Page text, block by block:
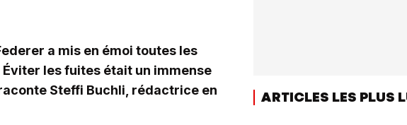
a mis en émoi toutes les
les fuites était un immense
Steffi Buchli, rédactrice en
ARTICLES LES PLUS